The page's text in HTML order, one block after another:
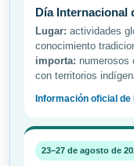
Día Internacional
Lugar: actividades
conocimiento
importa: numerosos
con territorios
Información oficial
23–27 de agosto de